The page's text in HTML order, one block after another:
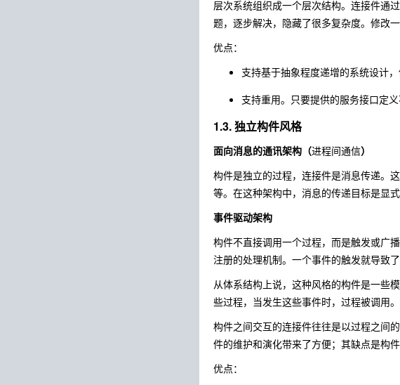
层次系统组织成一个层次结构。连接件通
题，逐步解决，隐藏了很多复杂度。修改
优点：
支持基于抽象程度递增的系统设计
支持重用。只要提供的服务接口定
1.3. 独立构件风格
面向消息的通讯架构（进程间通信）
构件是独立的过程，连接件是消息传递。
等。在这种架构中，消息的传递目标是显
事件驱动架构
构件不直接调用一个过程，而是触发或广
注册的处理机制。一个事件的触发就导致
从体系结构上说，这种风格的构件是一些
些过程，当发生这些事件时，过程被调用。
构件之间交互的连接件往往是以过程之间
件的维护和演化带来了方便；其缺点是构
优点：